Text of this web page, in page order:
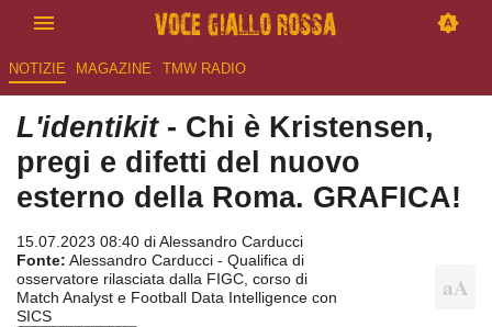
NOTIZIE MAGAZINE TMW RADIO
L'identikit- Chi è Kristensen,
pregi e difetti del nuovo
esterno della Roma. GRAFICA!
15.07.2023 08:40 diAlessandro Carducci
Fonte: Alessandro Carducci - Qualifica di
osservatore rilasciata dalla FIGC, corso di
Match Analyst e Football Data Intelligence con
SICS